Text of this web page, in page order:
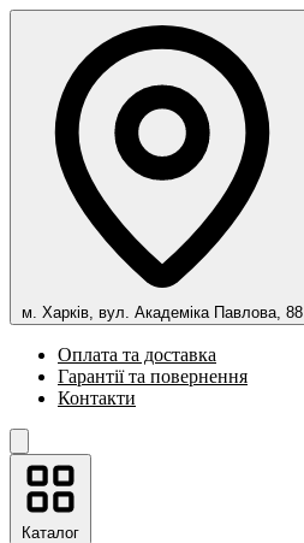
м. Харків, вул. Академіка Павлова, 88
Оплата та доставка
Гарантії та повернення
Контакти
Каталог